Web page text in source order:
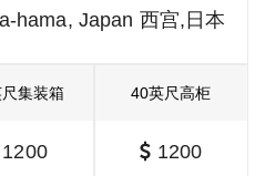
hama, Japan 西宫,日本
集装箱
1200
40英尺高柜
1200